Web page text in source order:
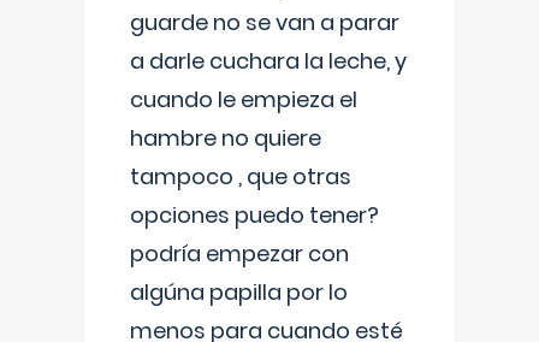
guarde no se van a parar
a darle cuchara la leche, y
cuando le empieza el
hambre no quiere
tampoco , que otras
opciones puedo tener?
podría empezar con
algúna papilla por lo
menos para cuando esté